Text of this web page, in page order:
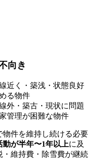
向き
線近く・築浅・状態良好
る物件
線外・築古・現状に問題
管理が困難な物件
件を維持し続ける必要
動が半年〜1年以上に及
維持費・除雪費が継続